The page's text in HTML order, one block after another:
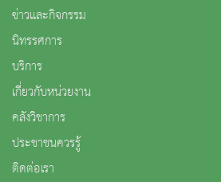
ข่าวและกิจกรรม
นิทรรศการ
บริการ
เกี่ยวกับหน่วยงาน
คลังวิชาการ
ประชาชนควรรู้
ติดต่อเรา